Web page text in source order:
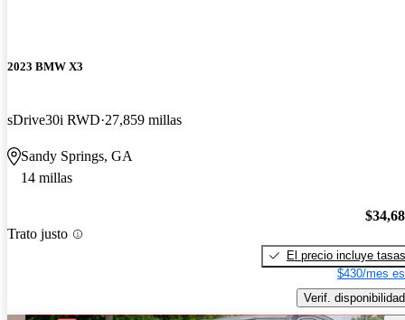
2023 BMW X3
sDrive30i RWD 27,859 millas
Sandy Springs, GA
14 millas
Trato justo
El precio incluye tasas
$430/mes
Verif. disponibilidad